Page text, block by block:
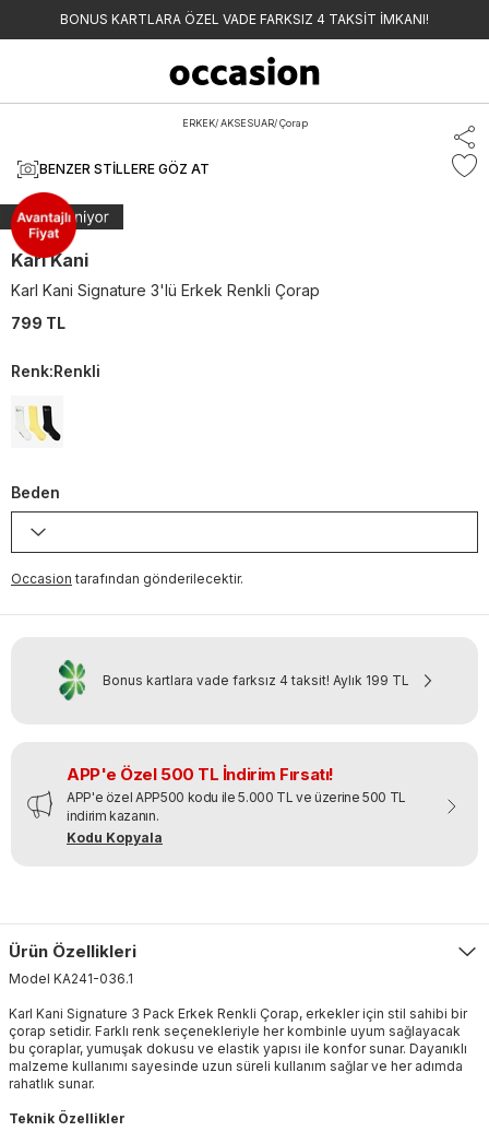
BONUS KARTLARA ÖZEL VADE FARKSIZ 4 TAKSİT İMKANI!
ERKEK/ AKSESUAR/ Çorap
BENZER STILLERE GÖZ AT
Karl Kani
Karl Kani Signature 3'lü Erkek Renkli Çorap
799 TL
Renk:Renkli
Beden
Occasion tarafından gönderilecektir.
Bonus kartlara vade farksız 4 taksit! Aylık 199 TL
APP'e Özel 500 TL İndirim Fırsatı!
APP'e özel APP500 kodu ile 5.000 TL ve üzerine 500 TL
indirim kazanın.
Kodu Kopyala
Ürün Özellikleri
Model KA241-036.1
Karl Kani Signature 3 Pack Erkek Renkli Çorap, erkekler için stil sahibi bir
çorap setidir. Farklı renk seçenekleriyle her kombinle uyum sağlayacak
bu çoraplar, yumuşak dokusu ve elastik yapısı ile konfor sunar. Dayanıklı
malzeme kullanımı sayesinde uzun süreli kullanım sağlar ve her adımda
rahatlık sunar.
Teknik Özellikler